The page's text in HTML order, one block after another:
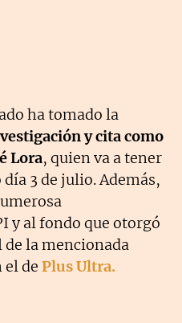
ha tomado la
y cita como
Lora, quien va a tener
3 de julio. Además,
y al fondo que otorgó
de la mencionada
de Plus Ultra.